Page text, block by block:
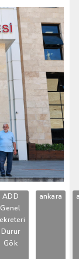
ADD
Genel
Durur
Gök
ankara